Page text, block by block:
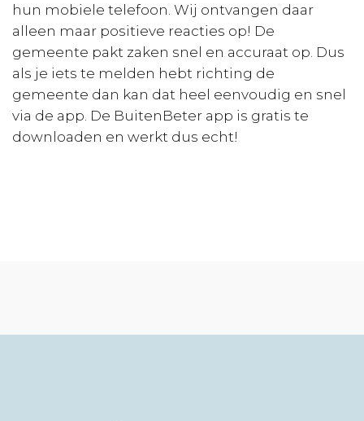
hun mobiele telefoon. Wij ontvangen daar
alleen maar positieve reacties op! De
gemeente pakt zaken snel en accuraat op. Dus
als je iets te melden hebt richting de
gemeente dan kan dat heel eenvoudig en snel
via de app. De BuitenBeter app is gratis te
downloaden en werkt dus echt!